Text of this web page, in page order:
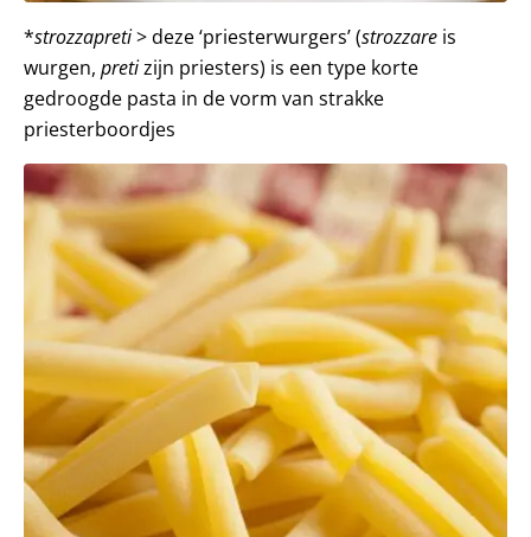
*strozzapreti> deze ‘priesterwurgers’ (strozzare is
wurgen, pretizijn priesters) is een type korte
gedroogde pasta in de vorm van strakke
priesterboordjes